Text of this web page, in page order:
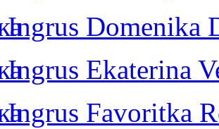
Ingrus Domenika
Ingrus Ekaterina
Ingrus Favoritka